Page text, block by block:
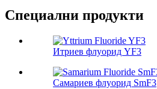
Специални продукти
Итриев флуорид YF3
Самариев флуорид SmF3